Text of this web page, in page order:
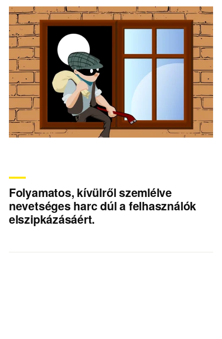
Folyamatos, kívülről szemlélve
nevetséges harc dúl a felhasználók
elszipkázásáért.